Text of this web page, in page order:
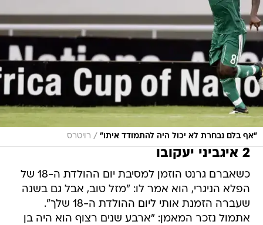
"אף בלם נבחרת לא יכול היה להתמודד איתו" / רויטרס
2 איגביני יעקובו
כשאברם גרנט הוזמן למסיבת יום ההולדת ה-18 של
הפלא הניגרי, הוא אמר לו: "מזל טוב, אבל גם בשנה
שעברה הזמנת אותי ליום ההולדת ה-18 שלך".
אתמול נזכר המאמן: "ארבע שנים רצוף הוא היה בן